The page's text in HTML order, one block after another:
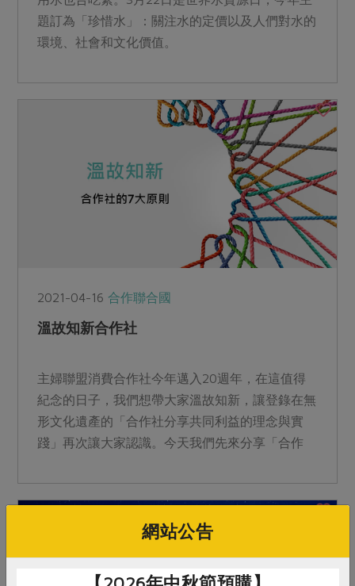
題訂為「珍惜水」：關注水的定價以及人們對水的
環境、社會和文化價值。
2021-04-16合作聯合國
溫故知新合作社
主婦聯盟消費合作社今年邁入20週年，在這值得
紀念的日子，我們想帶大家溫故知新，讓登錄在無
形文化遺產的「合作社分享共同利益的理念與實
踐」再次讓大家認識。今天我們先來分享「合作
家一同學習。
網站公告